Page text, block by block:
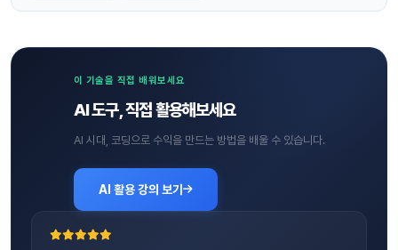
이 기술을 직접 배워보세요
AI 도구, 직접 활용해보세요
AI 시대, 코딩으로 수익을 만드는 방법을 배울 수 있습니다.
AI 활용 강의 보기